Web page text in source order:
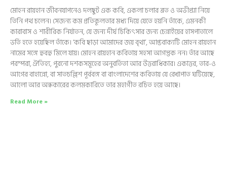
মোহন রায়হান জীবনযাপনেও দলছুট এক কবি, একলা চলার ব্রত ও অভীপ্সা নিয়ে
তিনি পথ চলেন। সেজন্য কম প্রতিকূলতার মধ্য দিয়ে যেতে হয়নি তাঁকে, এমনকী
কারাবাস ও শারীরিক নির্যাতন, যে জন্য দীর্ঘ চিকিৎসার জন্য চেন্নাইয়ের হাসপাতালে
ভর্তি হতে হয়েছিল তাঁকে। ‘কবি ছাড়া আমাদের জয় বৃথা’, আপ্তবাক্যটি মোহন রায়হান
নামের সঙ্গে হুবহু মিলে যায়। মোহন রায়হান কবিতায় সহসা আগন্তুক নন। তাঁর আছে
পরম্পরা, ঐতিহ্য, পুরনো দশকসমূহের অনুবর্তিতা আর উত্তরাধিকার। একাত্তর, তার-ও
আগের বাহান্নো, বা সাতচল্লিশ পূর্ববঙ্গ বা বাংলাদেশের কবিতায় যে রেখাপাত ঘটিয়েছে,
আলো আর অন্ধকারের কলমকারিতে তার মহাগীত রচিত হয়ে আছে।
Read More »